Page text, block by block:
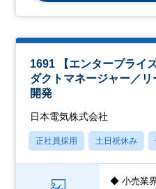
1691 【エンタープライ
ダクトマネージャー／リ
開発
日本電気株式会社
正社員採用 土日祝休み
◆ 小売業